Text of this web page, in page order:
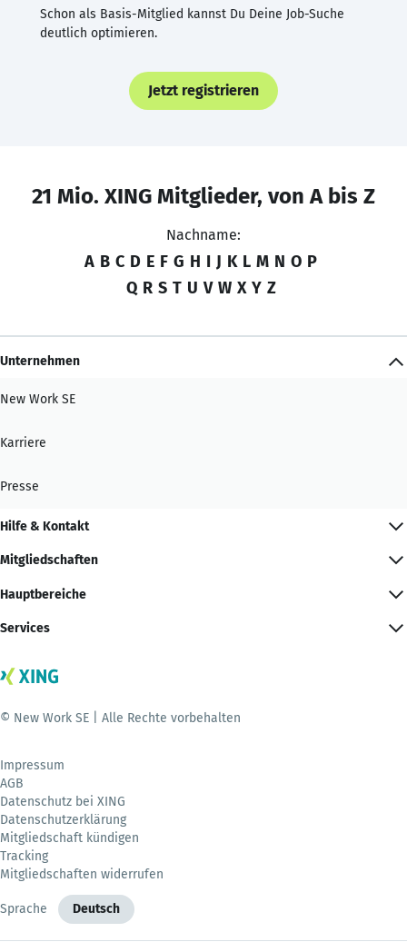
Schon als Basis-Mitglied kannst Du Deine Job-Suche
deutlich optimieren.
Jetzt registrieren
21 Mio. XING Mitglieder, von A bis Z
Nachname:
A B C D E F G H I J K L M N O P
Q R S T U V W X Y Z
Unternehmen
New Work SE
Karriere
Presse
Hilfe & Kontakt
Mitgliedschaften
Hauptbereiche
Services
© New Work SE | Alle Rechte vorbehalten
Impressum
AGB
Datenschutz bei XING
Datenschutzerklärung
Mitgliedschaft kündigen
Tracking
Mitgliedschaften widerrufen
Sprache Deutsch